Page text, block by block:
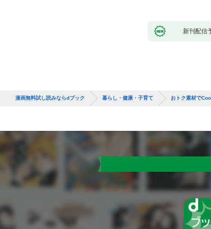
新刊配信
漫画無料試し読みならdブック 暮らし・健康・子育て おトク素材で